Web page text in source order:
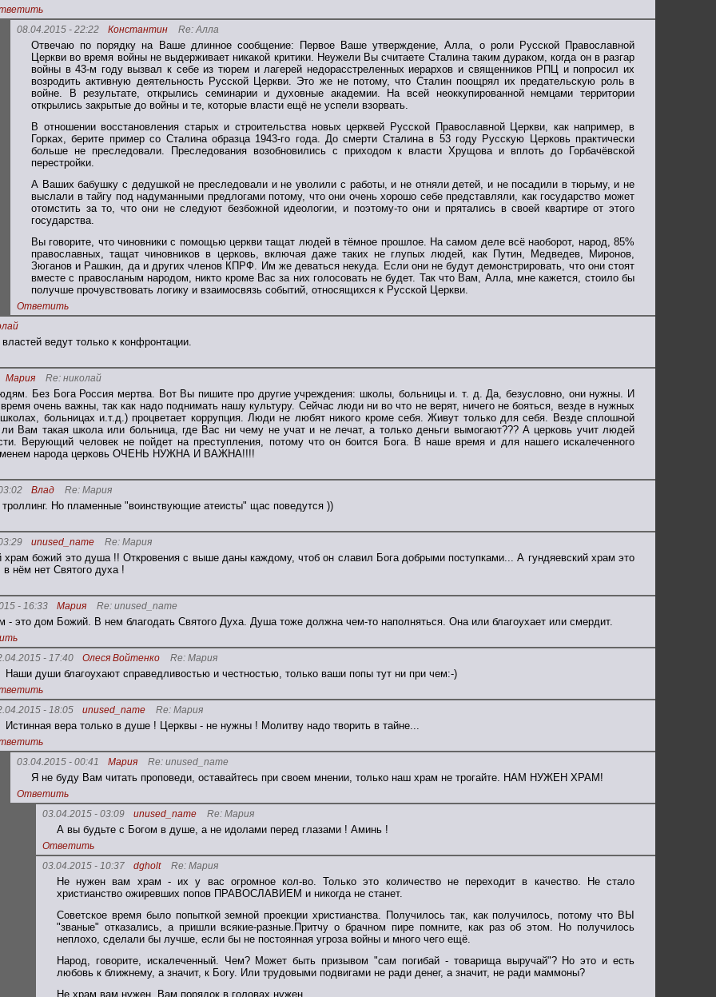
08.04.2015 - 22:22
Константин Re: Алла
Отвечаю по порядку на Ваше длинное сообщение: Первое Ваше утверждение, Алла, о роли Русской Православной
Церкви во время войны не выдерживает никакой критики. Неужели Вы считаете Сталина таким дураком, когда он в разгар
войны в 43-м году вызвал к себе из тюрем и лагерей недорасстреленных иерархов и священников РПЦ и попросил их
возродить активную деятельность Русской Церкви. Это же не потому, что Сталин поощрял их предательскую роль в
войне. В результате, открылись семинарии и духовные академии. На всей неоккупированной немцами территории
открылись закрытые до войны и те, которые власти ещё не успели взорвать.
В отношении восстановления старых и строительства новых церквей Русской Православной Церкви, как например, в
Горках, берите пример со Сталина образца 1943-го года. До смерти Сталина в 53 году Русскую Церковь практически
больше не преследовали. Преследования возобновились с приходом к власти Хрущова и вплоть до Горбачёвской
перестройки.
А Ваших бабушку с дедушкой не преследовали и не уволили с работы, и не отняли детей, и не посадили в тюрьму, и не
выслали в тайгу под надуманными предлогами потому, что они очень хорошо себе представляли, как государство может
отомстить за то, что они не следуют безбожной идеологии, и поэтому-то они и прятались в своей квартире от этого
государства.
Вы говорите, что чиновники с помощью церкви тащат людей в тёмное прошлое. На самом деле всё наоборот, народ, 85%
православных, тащат чиновников в церковь, включая даже таких не глупых людей, как Путин, Медведев, Миронов,
Зюганов и Рашкин, да и других членов КПРФ. Им же деваться некуда. Если они не будут демонстрировать, что они стоят
вместе с правосланым народом, никто кроме Вас за них голосовать не будет. Так что Вам, Алла, мне кажется, стоило бы
получше прочувствовать логику и взаимосвязь событий, относящихся к Русской Церкви.
Ответить
ведут только к конфронтации.
Мария Re: николай
Без Бога Россия мертва. Вот Вы пишите про другие учреждения: школы, больницы и. т. д. Да, безусловно, они нужны. И
очень важны, так как надо поднимать нашу культуру. Сейчас люди ни во что не верят, ничего не бояться, везде в нужных
больницах и.т.д.) процветает коррупция. Люди не любят никого кроме себя. Живут только для себя. Везде сплошной
Вам такая школа или больница, где Вас ни чему не учат и не лечат, а только деньги вымогают??? А церковь учит людей
Верующий человек не пойдет на преступления, потому что он боится Бога. В наше время и для нашего искалеченного
народа церковь ОЧЕНЬ НУЖНА И ВАЖНА!!!!
Влад Re: Мария
Но пламенные "воинствующие атеисты" щас поведутся ))
unused_name Re: Мария
храм божий это душа !! Откровения с выше даны каждому, чтоб он славил Бога добрыми поступками... А гундяевский храм это
в нём нет Святого духа !
- 16:33 Мария Re: unused_name
- это дом Божий. В нем благодать Святого Духа. Душа тоже должна чем-то наполняться. Она или благоухает или смердит.
- 17:40
Олеся Войтенко Re: Мария
Наши души благоухают справедливостью и честностью, только ваши попы тут ни при чем:-)
- 18:05
unused_name Re: Мария
Истинная вера только в душе ! Церквы - не нужны ! Молитву надо творить в тайне...
03.04.2015 - 00:41
Мария Re: unused_name
Я не буду Вам читать проповеди, оставайтесь при своем мнении, только наш храм не трогайте. НАМ НУЖЕН ХРАМ!
Ответить
03.04.2015 - 03:09
unused_name Re: Мария
А вы будьте с Богом в душе, а не идолами перед глазами ! Аминь !
Ответить
03.04.2015 - 10:37
dgholt Re: Мария
Не нужен вам храм - их у вас огромное кол-во. Только это количество не переходит в качество. Не стало
христианство ожиревших попов ПРАВОСЛАВИЕМ и никогда не станет.
Советское время было попыткой земной проекции христианства. Получилось так, как получилось, потому что ВЫ
"званые" отказались, а пришли всякие-разные.Притчу о брачном пире помните, как раз об этом. Но получилось
неплохо, сделали бы лучше, если бы не постоянная угроза войны и много чего ещё.
Народ, говорите, искалеченный. Чем? Может быть призывом "сам погибай - товарища выручай"? Но это и есть
любовь к ближнему, а значит, к Богу. Или трудовыми подвигами не ради денег, а значит, не ради маммоны?
Не храм вам нужен. Вам порядок в головах нужен.